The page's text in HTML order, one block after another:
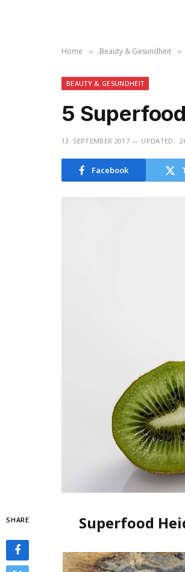
Home » Beauty & Gesundheit »
BEAUTY & GESUNDHEIT
5
13. SEPTEMBER 2017 UPDATED:
Facebook
SHARE Superfood